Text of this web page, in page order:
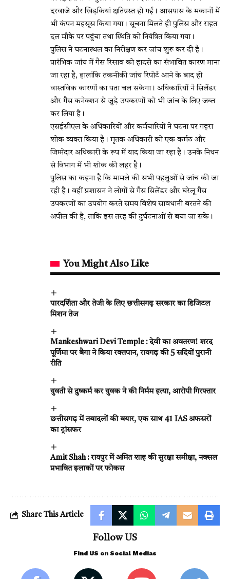
दरवाजे और खिड़कियां क्षतिग्रस्त हो गईं। आसपास के मकानों में
भी कंपन महसूस किया गया। सूचना मिलते ही पुलिस और राहत
दल मौके पर पहुंचा तथा स्थिति को नियंत्रित किया गया।
पुलिस ने घटनास्थल का निरीक्षण कर जांच शुरू कर दी है।
प्रारंभिक जांच में गैस रिसाव को हादसे का संभावित कारण माना
जा रहा है, हालांकि तकनीकी जांच रिपोर्ट आने के बाद ही
वास्तविक कारणों का पता चल सकेगा। अधिकारियों ने सिलेंडर
और गैस कनेक्शन से जुड़े उपकरणों को भी जांच के लिए जब्त
कर लिया है।
एसईसीएल के अधिकारियों और कर्मचारियों ने घटना पर गहरा
शोक व्यक्त किया है। मृतक अधिकारी को एक कर्मठ और
जिम्मेदार अधिकारी के रूप में याद किया जा रहा है। उनके निधन
से विभाग में भी शोक की लहर है।
पुलिस का कहना है कि मामले की सभी पहलुओं से जांच की जा
रही है। वहीं प्रशासन ने लोगों से गैस सिलेंडर और घरेलू गैस
उपकरणों का उपयोग करते समय विशेष सावधानी बरतने की
अपील की है, ताकि इस तरह की दुर्घटनाओं से बचा जा सके।
You Might Also Like
पारदर्शिता और तेजी के लिए छत्तीसगढ़ सरकार का डिजिटल
मिशन तेज
Mankeshwari Devi Temple : देवी का अवतरण! शरद
पूर्णिमा पर बैगा ने किया रक्तपान, रायगढ़ की 5 सदियों पुरानी
रीति
युवती से दुष्कर्म कर युवक ने की निर्मम हत्या, आरोपी गिरफ्तार
छत्तीसगढ़ में तबादलों की बयार, एक साथ 41 IAS अफसरों
का ट्रांसफर
Amit Shah : रायपुर में अमित शाह की सुरक्षा समीक्षा, नक्सल
प्रभावित इलाकों पर फोकस
Share This Article
Follow US
Find US on Social Medias